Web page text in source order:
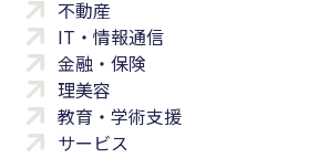
不動産
IT・情報通信
金融・保険
理美容
教育・学術支援
サービス